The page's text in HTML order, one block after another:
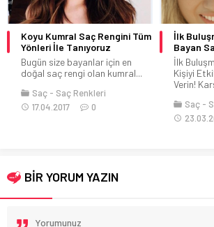
İlk Buluşma İçin Kullanılacak
Bayan Saç Modelleri
İlk Buluşmada Karşınızdaki
Kişiyi Etkilemek İçin Bize Kulak
Saç
Saç Modelleri
Uzun
Saç
Uzun
ama
ister....
Saç
BİR YORUM YAZIN